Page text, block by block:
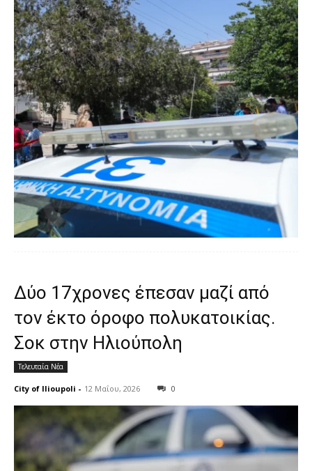
Δύο 17χρονες έπεσαν μαζί από
τον έκτο όροφο πολυκατοικίας.
Σοκ στην Ηλιούπολη
Τελευταία Νέα
City of Ilioupoli - 12 Μαΐου, 2026 0